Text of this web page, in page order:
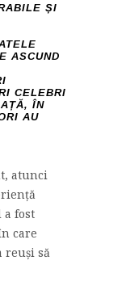
ȘI
ASCUND
CELEBRI
ÎN
AU
atunci
fost
care
reuși să